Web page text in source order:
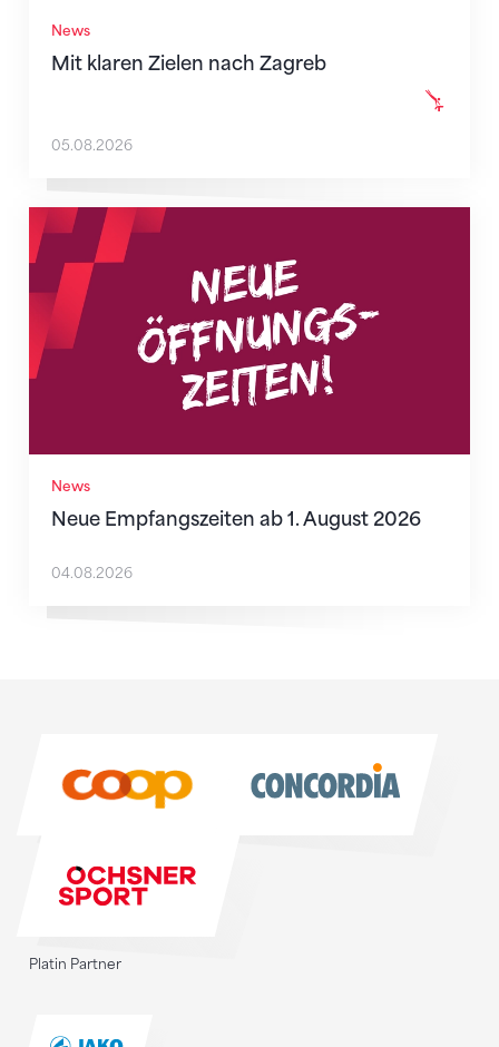
News
Mit klaren Zielen nach Zagreb
05.08.2026
News
Neue Empfangszeiten ab 1. August 2026
Neue Empfangszeiten ab 1. August 2026
04.08.2026
Platin Partner